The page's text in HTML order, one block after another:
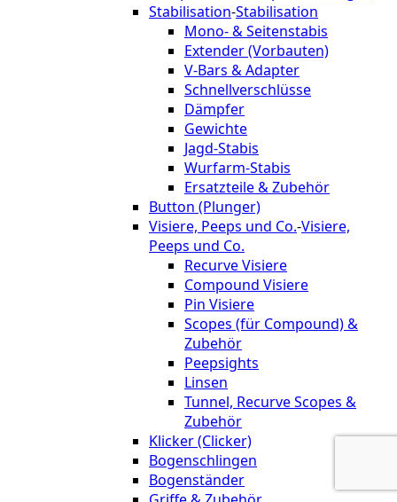
Stabilisation-Stabilisation
Mono- & Seitenstabis
Extender (Vorbauten)
V-Bars & Adapter
Schnellverschlüsse
Dämpfer
Gewichte
Jagd-Stabis
Wurfarm-Stabis
Ersatzteile & Zubehör
Button (Plunger)
Visiere, Peeps und Co.-Visiere,
Peeps und Co.
Recurve Visiere
Compound Visiere
Pin Visiere
Scopes (für Compound) &
Zubehör
Peepsights
Linsen
Tunnel, Recurve Scopes &
Zubehör
Klicker (Clicker)
Bogenschlingen
Bogenständer